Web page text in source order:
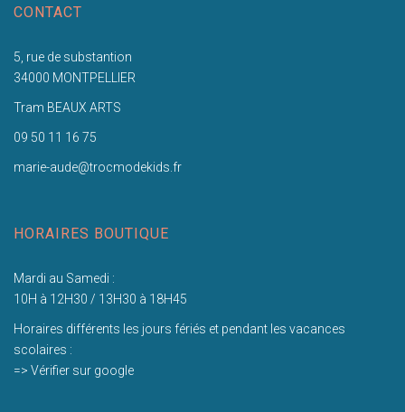
CONTACT
5, rue de substantion
34000 MONTPELLIER
Tram BEAUX ARTS
09 50 11 16 75
marie-aude@trocmodekids.fr
HORAIRES BOUTIQUE
Mardi au Samedi :
10H à 12H30 / 13H30 à 18H45
Horaires différents les jours fériés et pendant les vacances
scolaires :
=> Vérifier sur google